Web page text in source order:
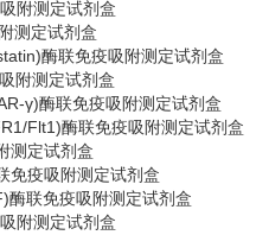
附测定试剂盒
测定试剂盒
酶联免疫吸附测定试剂盒
附测定试剂盒
γ)酶联免疫吸附测定试剂盒
Flt1)酶联免疫吸附测定试剂盒
测定试剂盒
免疫吸附测定试剂盒
酶联免疫吸附测定试剂盒
附测定试剂盒